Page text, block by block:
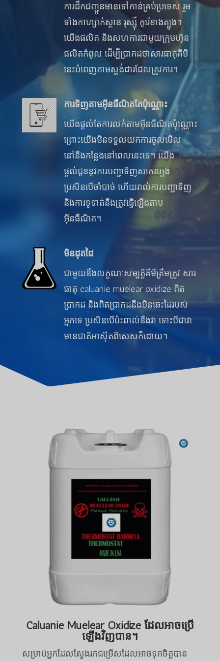
ការដឹកជញ្ជូនមានទៅកាន់គ្រប់ប្រទេស រួម
ទាំងកាហ្សាក់ស្ថាន រុស្ស៊ី កូរ៉េខាងត្បូង។
យើងផលិត និងសហការជាមួយក្រុមហ៊ុន
ផលិតកំពូល ដើម្បីប្រាកដថាសារធាតុគីមី
នេះបំពេញតាមស្តង់ដារដែលត្រូវការ។
ការទិញតាមអ៊ីនធឺណិតតែប៉ុណ្ណោះ
យើងផ្តល់តែការលក់តាមអ៊ីនធឺណិតប៉ុណ្ណោះ
ព្រោះយើងមិនទទួលយកការចូលមើល
នៅនឹងកន្លែងនៅពេលនេះទេ។ យើង
ផ្តល់ជូននូវការបញ្ជាទិញសាកល្បង
ប្រសិនបើចាំបាច់ ហើយរាល់ការបញ្ជាទិញ
និងការទូទាត់នឹងត្រូវធ្វើឡើងតាម
អ៊ីនធឺណិត។
មិនដុតដៃ
ជាមួយនឹងលក្ខណៈសម្បត្តិគីមីត្រឹមត្រូវ សារ
ធាតុ caluanie muelear oxidize ពិត
ប្រាកដ និងពិតប្រាកដនឹងមិនឆេះដៃរបស់
អ្នកទេ ប្រសិនបើប៉ះពាល់នឹងវា ទោះបីជាវា
មានជាតិអាស៊ីតពិសេសក៏ដោយ។
Caluanie Muelear Oxidize ដែលអាចប្រើ
ឡើងវិញបាន។
សម្រាប់អ្នកដែលស្វែងរកជម្រើសដែលអាចទុកចិត្តបាន